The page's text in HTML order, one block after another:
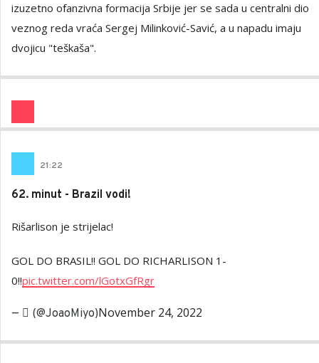
izuzetno ofanzivna formacija Srbije jer se sada u centralni dio
veznog reda vraća Sergej Milinković-Savić, a u napadu imaju
dvojicu "teškaša".
21:22
62. minut - Brazil vodi!
Rišarlison je strijelac!
GOL DO BRASIL!! GOL DO RICHARLISON 1-
0!!pic.twitter.com/lGotxGfRgr
—  (@JoaoMiyo)November 24, 2022